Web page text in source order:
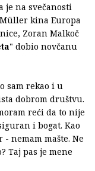
je na svečanosti
kina Europa
Zoran Malkoč
" dobio novčanu
sam rekao i u
dobrom društvu.
reći da to nije
i bogat. Kao
nemam mašte. Ne
Taj pas je mene